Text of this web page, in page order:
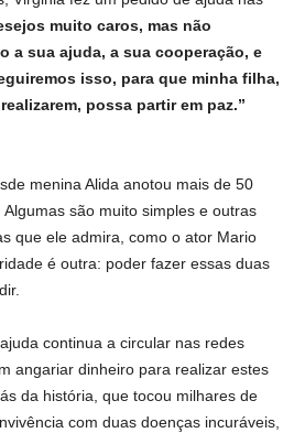
muito caros, mas não
a sua ajuda, a sua cooperação, e
isso, para que minha filha,
possa partir em paz.”
menina Alida anotou mais de 50
são muito simples e outras
que ele admira, como o ator Mario
é outra: poder fazer essas duas
continua a circular nas redes
angariar dinheiro para realizar estes
da história, que tocou milhares de
com duas doenças incuráveis,